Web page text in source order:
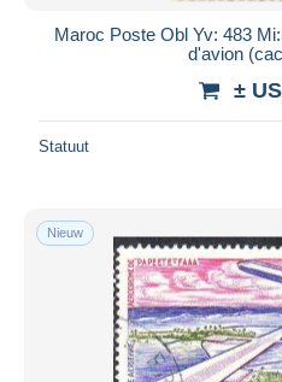
Maroc Poste Obl Yv: 483
d'avion
±
Statuut
Nieuw